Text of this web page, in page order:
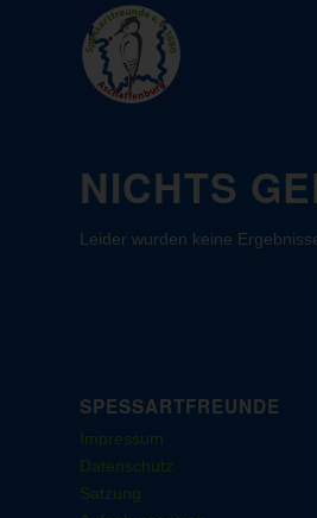
NICHTS
Leider wurden keine
SPESSARTFREUNDE
Impressum
Datenschutz
Satzung